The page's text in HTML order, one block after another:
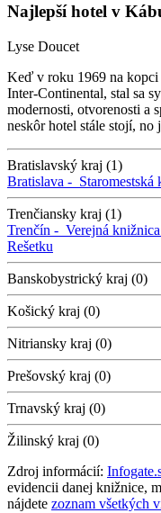
Najlepší hotel v
Lyse Doucet
Keď v roku 1969 na
Inter-Continental, stal sa
modernosti, otvorenosti a
neskôr hotel stále stojí, no
Bratislavský kraj (1)
Bratislava - Staromestská
Trenčiansky kraj (1)
Trenčín - Verejná
Rešetku
Banskobystrický kraj (0)
Košický kraj (0)
Nitriansky kraj (0)
Prešovský kraj (0)
Trnavský kraj (0)
Žilinský kraj (0)
Zdroj informácií:
evidencii danej knižnice,
nájdete zoznam všetkých